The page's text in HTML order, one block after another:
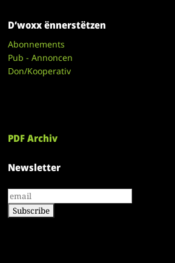
D’woxx ënnerstëtzen
Abonnements
Pub - Annoncen
Don/Kooperativ
PDF Archiv
Newsletter